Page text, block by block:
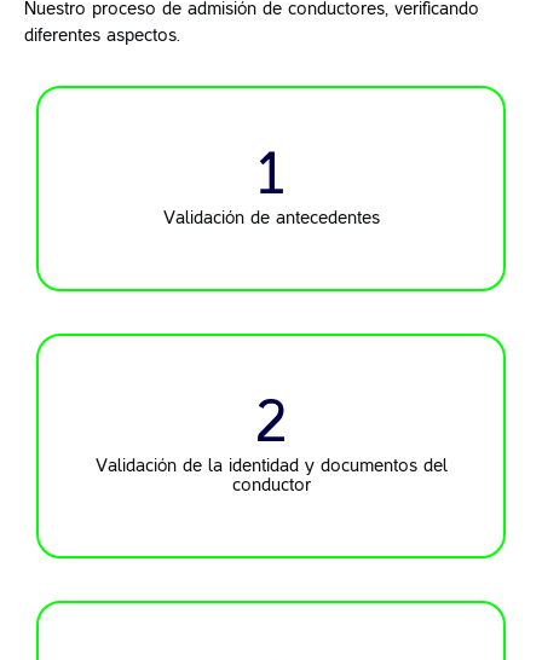
Nuestro proceso de admisión de conductores, verificando
diferentes aspectos.
1
Validación deantecedentes
2
Validación de la identidad ydocumentos del
conductor